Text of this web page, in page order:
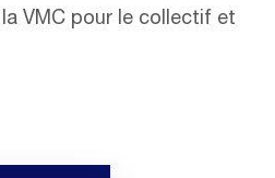
VMC pour le collectif et